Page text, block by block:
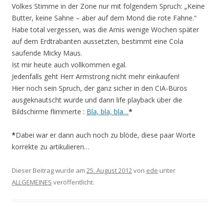
Volkes Stimme in der Zone nur mit folgendem Spruch: „Keine
Butter, keine Sahne – aber auf dem Mond die rote Fahne.“
Habe total vergessen, was die Amis wenige Wochen später
auf dem Erdtrabanten aussetzten, bestimmt eine Cola
saufende Micky Maus.
Ist mir heute auch vollkommen egal.
Jedenfalls geht Herr Armstrong nicht mehr einkaufen!
Hier noch sein Spruch, der ganz sicher in den CIA-Büros
ausgeknautscht wurde und dann life playback über die
Bildschirme flimmerte : Bla, bla, bla…*
*Dabei war er dann auch noch zu blöde, diese paar Worte
korrekte zu artikulieren…
Dieser Beitrag wurde am 25. August 2012von ede unter
ALLGEMEINES veröffentlicht.